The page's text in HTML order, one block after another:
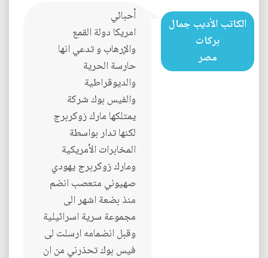
الكاتب الأديب جمال
بركات
مصر
أحبائي
امريكا دولة القمع
والإرهاب و تدعي انها
حارسة الحرية
والديوقراطية
والفيس بوك شركة
يمتلكها مارك زوكربرج
لكنها تدار بواسطة
المخابرات الأمريكية
ومارك زوكربرج يهودي
صهيوني متعصب انضم
منذ بضعة اشهر الى
مجموعة سرية اسرائيلية
وقبل انضمامه ارسلت لى
فيس بوك تحذرني من ان